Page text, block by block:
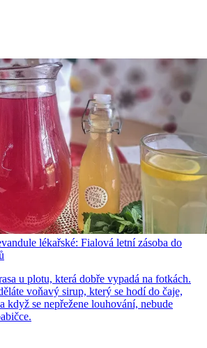
lékařské: Fialová letní zásoba do
u plotu, která dobře vypadá na fotkách.
voňavý sirup, který se hodí do čaje,
když se nepřežene louhování, nebude